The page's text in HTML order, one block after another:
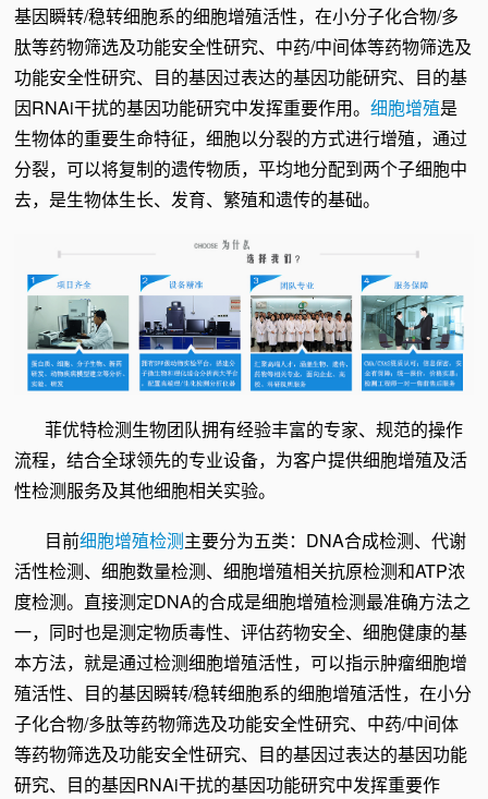
基因瞬转/稳转细胞系的细胞增殖活性，在小分子化合物/多
肽等药物筛选及功能安全性研究、中药/中间体等药物筛选及
功能安全性研究、目的基因过表达的基因功能研究、目的基
因RNAi干扰的基因功能研究中发挥重要作用。细胞增殖是
生物体的重要生命特征，细胞以分裂的方式进行增殖，通过
分裂，可以将复制的遗传物质，平均地分配到两个子细胞中
去，是生物体生长、发育、繁殖和遗传的基础。
菲优特检测生物团队拥有经验丰富的专家、规范的操作
流程，结合全球领先的专业设备，为客户提供细胞增殖及活
性检测服务及其他细胞相关实验。
目前细胞增殖检测主要分为五类：DNA合成检测、代谢
活性检测、细胞数量检测、细胞增殖相关抗原检测和ATP浓
度检测。直接测定DNA的合成是细胞增殖检测最准确方法之
一，同时也是测定物质毒性、评估药物安全、细胞健康的基
本方法，就是通过检测细胞增殖活性，可以指示肿瘤细胞增
殖活性、目的基因瞬转/稳转细胞系的细胞增殖活性，在小分
子化合物/多肽等药物筛选及功能安全性研究、中药/中间体
等药物筛选及功能安全性研究、目的基因过表达的基因功能
研究、目的基因RNAi干扰的基因功能研究中发挥重要作